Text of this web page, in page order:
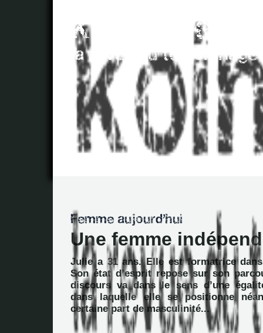
Une femme
Julie a 31 ans. Elle est formatrice
Son état d’esprit repose sur son
discours va dans le sens d’une
dans laquelle elle se positionne
certaine part de masculinité...